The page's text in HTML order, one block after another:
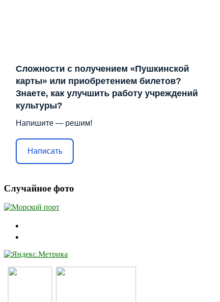
Сложности с получением «Пушкинской
карты» или приобретением билетов?
Знаете, как улучшить работу учреждений
культуры?
Напишите — решим!
Написать
Случайное фото